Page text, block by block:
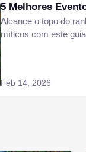
5 Melhores
Alcance o topo do
míticos com este
Feb 14, 2026